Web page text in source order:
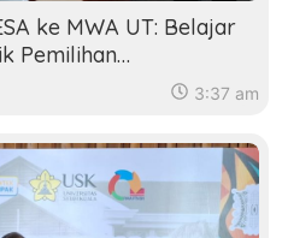
ke MWA UT: Belajar
Pemilihan…
3:37 am